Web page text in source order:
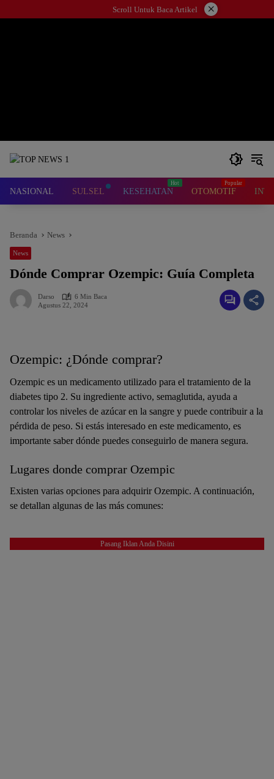
ke
Scroll Untuk Baca Artikel ×
NASIONAL SULSEL KESEHATAN OTOMOTIF
Beranda News
News
Dónde Comprar Ozempic: Guía Completa
Darso
6 Min Baca
Agustus 22, 2024
Ozempic: ¿Dónde comprar?
Ozempic es un medicamento utilizado para el tratamiento de la
diabetes tipo 2. Su ingrediente activo, semaglutida, ayuda a
controlar los niveles de azúcar en la sangre y puede contribuir a la
pérdida de peso. Si estás interesado en este medicamento, es
importante saber dónde puedes conseguirlo de manera segura.
Lugares donde comprar Ozempic
Existen varias opciones para adquirir Ozempic. A continuación,
se detallan algunas de las más comunes:
Pasang Iklan Anda Disini